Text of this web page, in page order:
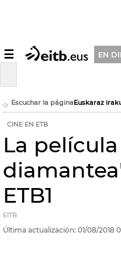
☰ EN
Escuchar la páginaEuskaraz
CINE EN ETB
La
ETB1
EITB
Última actualización: 01/08/2018